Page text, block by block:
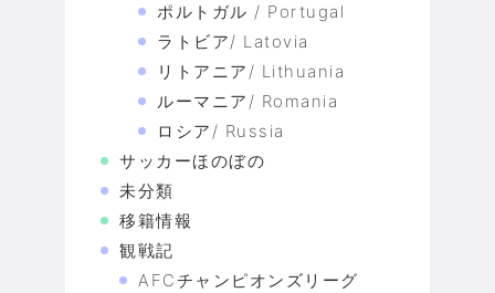
ポルトガル / Portugal
ラトビア/ Latovia
リトアニア/ Lithuania
ルーマニア/ Romania
ロシア/ Russia
サッカーほのぼの
未分類
移籍情報
観戦記
AFCチャンピオンズリーグ